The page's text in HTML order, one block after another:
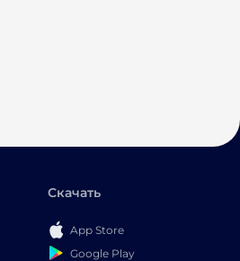
Скачать
App Store
Google Play